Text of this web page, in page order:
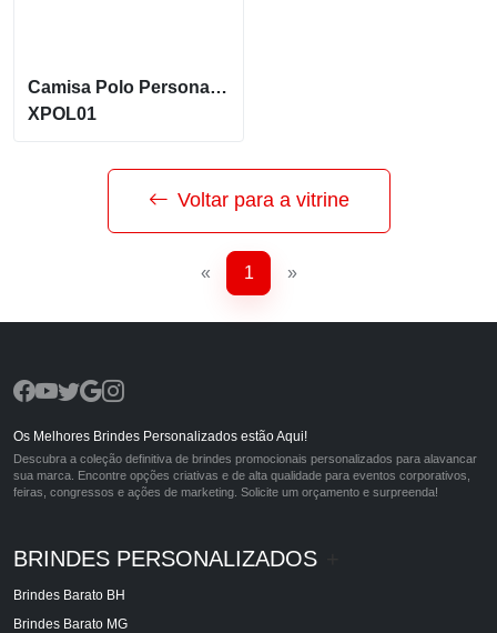
Camisa Polo Personalizada
XPOL01
Voltar para a vitrine
« 1 »
Os Melhores Brindes Personalizados estão Aqui!
Descubra a coleção definitiva de brindes promocionais personalizados para alavancar
sua marca. Encontre opções criativas e de alta qualidade para eventos corporativos,
feiras, congressos e ações de marketing. Solicite um orçamento e surpreenda!
BRINDES PERSONALIZADOS
Brindes Barato BH
Brindes Barato MG